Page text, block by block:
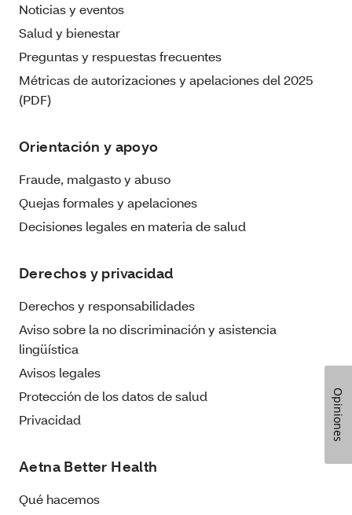
Noticias y eventos
Salud y bienestar
Preguntas y respuestas frecuentes
Métricas de autorizaciones y apelaciones del 2025
(PDF)
Orientación y apoyo
Fraude, malgasto y abuso
Quejas formales y apelaciones
Decisiones legales en materia de salud
Derechos y privacidad
Derechos y responsabilidades
Aviso sobre la no discriminación y asistencia
lingüística
Avisos legales
Protección de los datos de salud
Privacidad
Aetna Better Health
Qué hacemos
Opiniones